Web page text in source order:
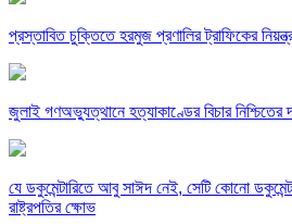
প্রস্তাবিত চুক্তিতে হরমুজ প্রণালির ট্রাফিকের
জুলাই গণঅভ্যুত্থানে হত্যাকাণ্ডের বিচার নিশ্চিতের
যে ডকুমেন্টারিতে আবু সাঈদ নেই, সেটি কোনো
রাষ্ট্রপতির ক্ষোভ